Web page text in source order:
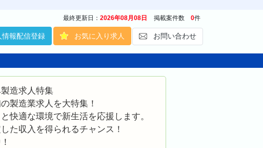
最終更新日： 2026年08月08日 掲載案件数 0件
情報配信登録 お気に入り求人 お問い合わせ
造求人特集
製造業求人を大特集！
快適な環境で新生活を応援します。
た収入を得られるチャンス！